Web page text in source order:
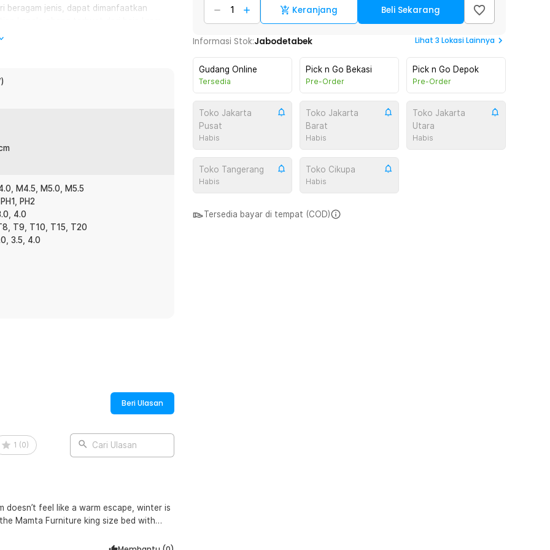
beragam jenis, dapat dimanfaatkan
kelas profesional dan industrial.
sekrup tanpa merusak komponen.
untuk menjaga semua mata obeng
juga berguna untuk melindungi
dengan mudah menemukan dan
M5.0, M5.5
T15, T20
M4.5, M5.0, M5.5
PH2
4.0
T9, T10, T15, T20
3.5, 4.0
Beri Ulasan
1 (0) Cari Ulasan
feel like a warm escape, winter is
Mamta Furniture king size bed with
breaking budgets. Explore warm,
Keranjang Beli Sekarang
Informasi Stok:Jabodetabek Lihat 3 Lokasi Lainnya
Gudang Online
Tersedia
Pick n Go Bekasi
Pre-Order
Pick n Go Depok
Pre-Order
Toko Jakarta
Pusat
Habis
Toko Jakarta
Barat
Habis
Toko Jakarta
Utara
Habis
Toko Tangerang
Habis
Toko Cikupa
Habis
Tersedia bayar di tempat (COD)